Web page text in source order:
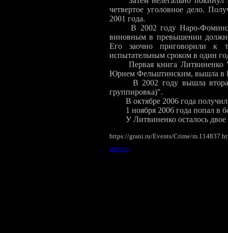
четвертое уголовное дело.
2001 года.
В 2002 году Наро-
виновным в превышении
Его заочно приговорили к
испытательным сроком в один
Первая книга Литвиненко
Юрием Фельштинским, вышла в
В 2002 году вышла
группировка)".
В октябре 2006 года
1 ноября 2006 года попал в
У Литвиненко осталось двое
https://grani.ru/Events/Crime/
НАЧАЛО